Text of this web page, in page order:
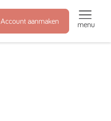
Account aanmaken menu